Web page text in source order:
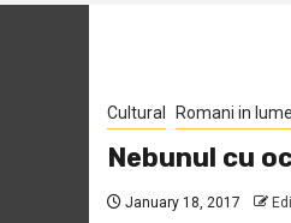
Cultural Romani in lume
Nebunul cu
January 18, 2017